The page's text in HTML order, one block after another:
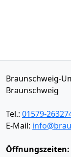
Braunschweig-
Braunschweig
Tel.: 01579-
E-Mail:
Öffnungszeiten: